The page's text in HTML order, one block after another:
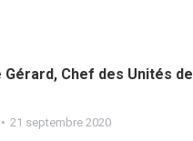
Chef des Unités
21 septembre 2020